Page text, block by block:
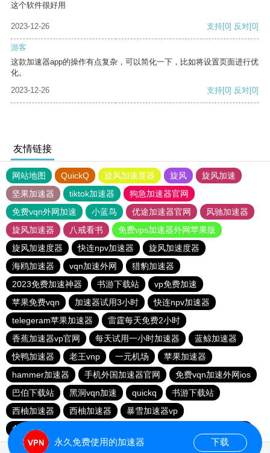
这个软件很好用
2023-12-26 支持[0] 反对[0]
游客
这款加速器app的操作有点复杂，可以简化一下，比如将设置页面进行优
化。
2023-12-26
支持[0] 反对[0]
友情链接
网站地图 QuickQ 旋风加速度器 旋风
旋风加速
坚果加速器
tiktok加速器
狗急加速器官网
免费vqn外网加速
小蓝鸟 优途加速器官网
风驰加速器
旋风加速器
八戒看书
免费vps加速器外网苹果版
旋风加速度器
快连npv加速器
旋风加速度器
海鸥加速器
vqn加速外网
猎豹加速器
2023免费加速神器
书游下载站
vp免费加速
苹果免费vqn
加速器试用3小时
快连npv加速器
telegeram苹果加速器
雷霆每天免费2小时
香蕉加速器vp官网
每天试用一小时加速器
蓝鲸加速器
快鸭加速器
老王vnp 一元机场
苹果加速器
hammer加速器
手机外国加速器官网
免费vqn加速外网ios
巴伯下载站
黑洞vqn加速 quickq
书游下载站
西柚加速器
西柚加速器
暴雪加速器vp
免费vps加速器外网
永久免费使用的加速器 下载